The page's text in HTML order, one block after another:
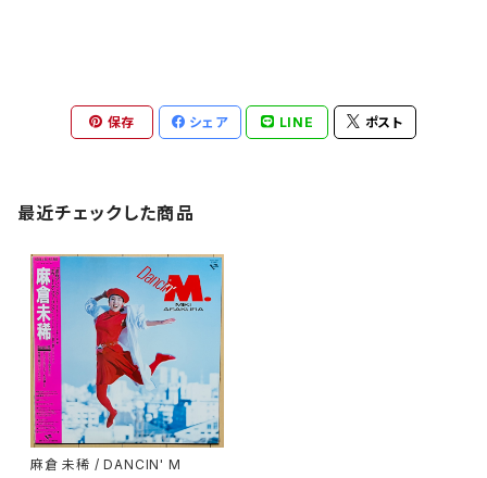
保存 シェア LINE ポスト
最近チェックした商品
麻倉 未稀 / DANCIN' M